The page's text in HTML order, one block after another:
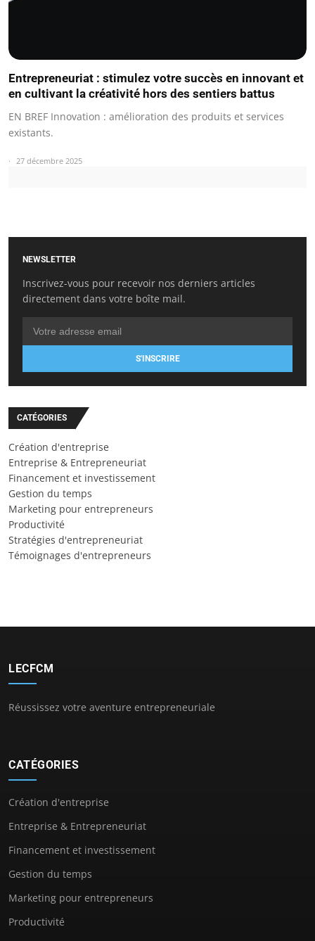
Entrepreneuriat : stimulez votre succès en innovant et
en cultivant la créativité hors des sentiers battus
EN BREF Innovation : amélioration des produits et services
existants.
27 décembre 2025
NEWSLETTER
Inscrivez-vous pour recevoir nos derniers articles
directement dans votre boîte mail.
S'INSCRIRE
CATÉGORIES
Création d'entreprise
Entreprise & Entrepreneuriat
Financement et investissement
Gestion du temps
Marketing pour entrepreneurs
Productivité
Stratégies d'entrepreneuriat
Témoignages d'entrepreneurs
LECFCM
Réussissez votre aventure entrepreneuriale
CATÉGORIES
Création d'entreprise
Entreprise & Entrepreneuriat
Financement et investissement
Gestion du temps
Marketing pour entrepreneurs
Productivité